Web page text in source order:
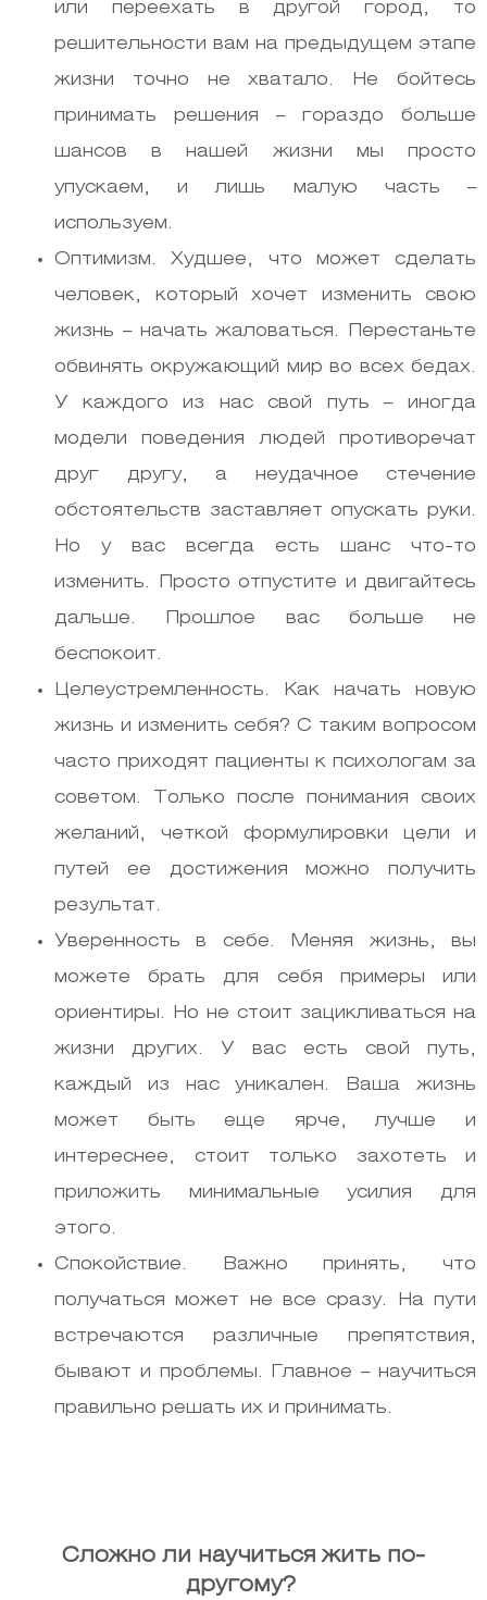
или переехать в другой город, то
решительности вам на предыдущем этапе
жизни точно не хватало. Не бойтесь
принимать решения – гораздо больше
шансов в нашей жизни мы просто
упускаем, и лишь малую часть –
используем.
Оптимизм. Худшее, что может сделать
человек, который хочет изменить свою
жизнь – начать жаловаться. Перестаньте
обвинять окружающий мир во всех бедах.
У каждого из нас свой путь – иногда
модели поведения людей противоречат
друг другу, а неудачное стечение
обстоятельств заставляет опускать руки.
Но у вас всегда есть шанс что-то
изменить. Просто отпустите и двигайтесь
дальше. Прошлое вас больше не
беспокоит.
Целеустремленность. Как начать новую
жизнь и изменить себя? С таким вопросом
часто приходят пациенты к психологам за
советом. Только после понимания своих
желаний, четкой формулировки цели и
путей ее достижения можно получить
результат.
Уверенность в себе. Меняя жизнь, вы
можете брать для себя примеры или
ориентиры. Но не стоит зацикливаться на
жизни других. У вас есть свой путь,
каждый из нас уникален. Ваша жизнь
может быть еще ярче, лучше и
интереснее, стоит только захотеть и
приложить минимальные усилия для
этого.
Спокойствие. Важно принять, что
получаться может не все сразу. На пути
встречаются различные препятствия,
бывают и проблемы. Главное – научиться
правильно решать их и принимать.
Сложно ли научиться жить по-
другому?